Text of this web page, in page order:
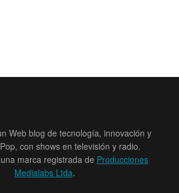
Web blog de tecnología, innovación y
con shows en televisión y radio.
marca registrada de Producciones
Medialabs Ltda.